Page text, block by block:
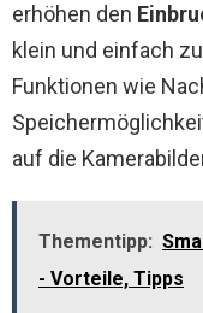
erhöhen den
klein und einfach
Funktionen wie
auf die
Thementipp:
- Vorteile, Tipps